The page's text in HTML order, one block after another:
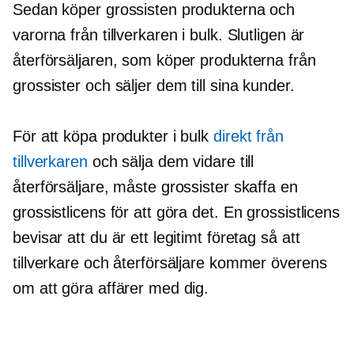
Sedan köper grossisten produkterna och
varorna från tillverkaren i bulk. Slutligen är
återförsäljaren, som köper produkterna från
grossister och säljer dem till sina kunder.
För att köpa produkter i bulk direkt från
tillverkaren och sälja dem vidare till
återförsäljare, måste grossister skaffa en
grossistlicens för att göra det. En grossistlicens
bevisar att du är ett legitimt företag så att
tillverkare och återförsäljare kommer överens
om att göra affärer med dig.